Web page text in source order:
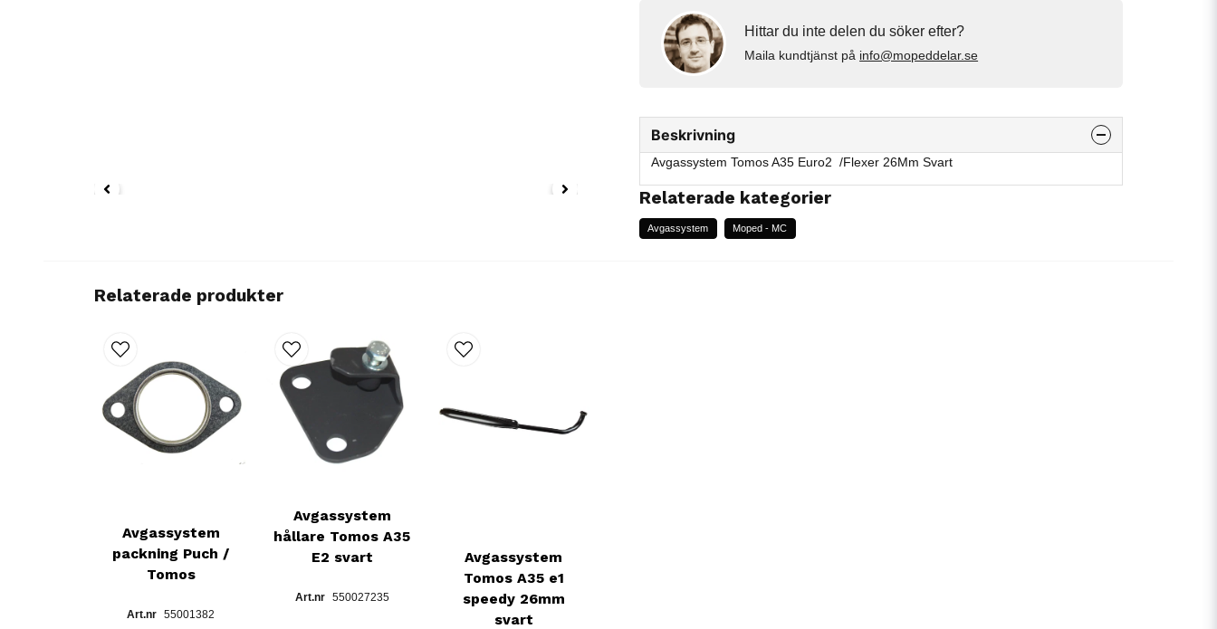
Hittar du inte delen du söker efter?
Maila kundtjänst på info@mopeddelar.se
Beskrivning
Avgassystem Tomos A35 Euro2 /Flexer 26Mm Svart
Relaterade kategorier
Avgassystem Moped - MC
Relaterade produkter
Avgassystem
packning Puch /
Tomos
55001382
Avgassystem
hållare Tomos A35
E2 svart
550027235
Avgassystem
Tomos A35 e1
speedy 26mm
svart